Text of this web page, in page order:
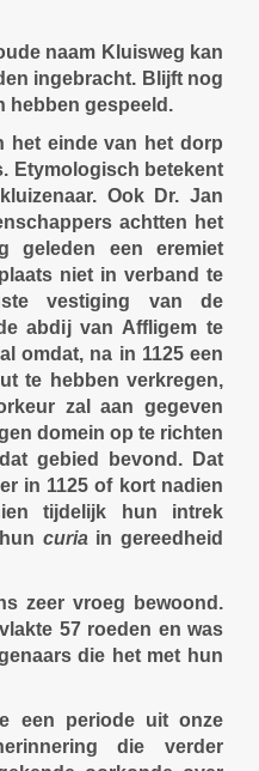
naam Kluisweg kan
ingebracht. Blijft nog
hebben gespeeld.
het einde van het dorp
Etymologisch betekent
Ook Dr. Jan
achtten het
geleden een eremiet
niet in verband te
vestiging van de
abdij van Affligem te
omdat, na in 1125 een
te hebben verkregen,
zal aan gegeven
domein op te richten
gebied bevond. Dat
in 1125 of kort nadien
tijdelijk hun intrek
curiain gereedheid
zeer vroeg bewoond.
57 roeden en was
die het met hun
een periode uit onze
die verder